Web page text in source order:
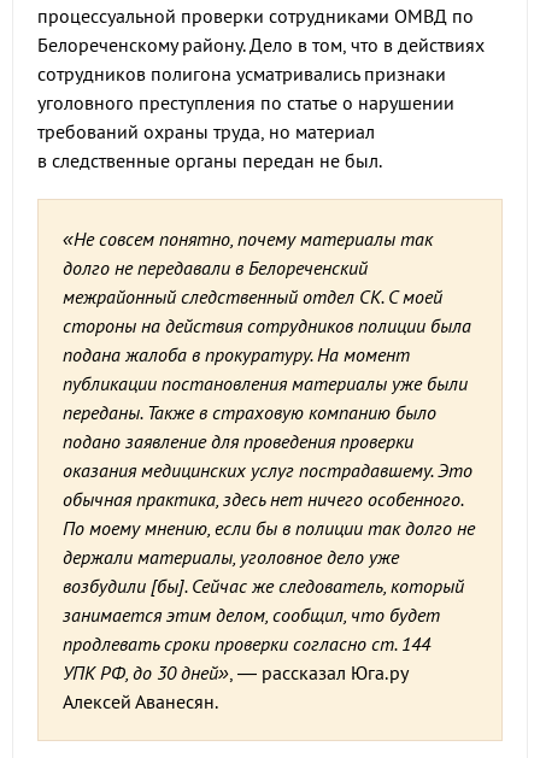
процессуальной проверки сотрудниками ОМВД по
Белореченскому району. Дело в том, что в действиях
сотрудников полигона усматривались признаки
уголовного преступления по статье о нарушении
требований охраны труда, но материал
в следственные органы передан не был.
«Не совсем понятно, почему материалы так
долго не передавали в Белореченский
межрайонный следственный отдел СК. С моей
стороны на действия сотрудников полиции была
подана жалоба в прокуратуру. На момент
публикации постановления материалы уже были
переданы. Также в страховую компанию было
подано заявление для проведения проверки
оказания медицинских услуг пострадавшему. Это
обычная практика, здесь нет ничего особенного.
По моему мнению, если бы в полиции так долго не
держали материалы, уголовное дело уже
возбудили [бы]. Сейчас же следователь, который
занимается этим делом, сообщил, что будет
продлевать сроки проверки согласно ст. 144
УПК РФ, до 30 дней», — рассказал Юга.ру
Алексей Аванесян.